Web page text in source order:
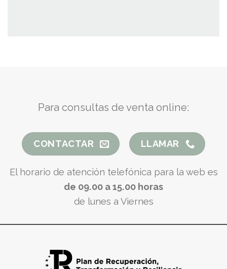
Para consultas de venta online:
CONTACTAR LLAMAR
El horario de atención telefónica para la web es
de 09.00 a 15.00 horas
de lunes a Viernes